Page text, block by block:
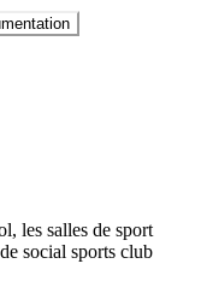
les salles de sport
social sports club